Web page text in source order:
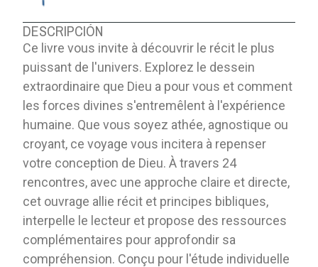
DESCRIPCIÓN
Ce livre vous invite à découvrir le récit le plus
puissant de l'univers. Explorez le dessein
extraordinaire que Dieu a pour vous et comment
les forces divines s'entremêlent à l'expérience
humaine. Que vous soyez athée, agnostique ou
croyant, ce voyage vous incitera à repenser
votre conception de Dieu. À travers 24
rencontres, avec une approche claire et directe,
cet ouvrage allie récit et principes bibliques,
interpelle le lecteur et propose des ressources
complémentaires pour approfondir sa
compréhension. Conçu pour l'étude individuelle